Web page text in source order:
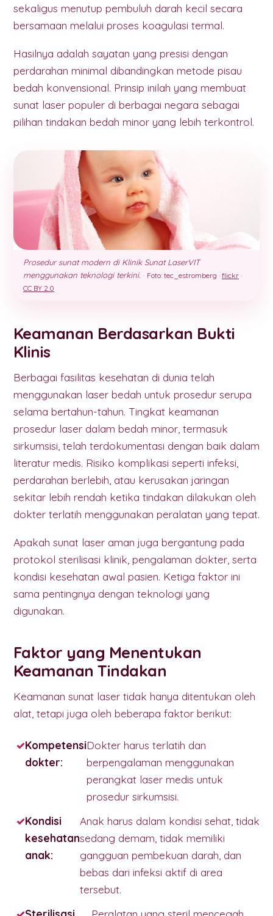
sekaligus menutup pembuluh darah kecil secara
bersamaan melalui proses koagulasi termal.
Hasilnya adalah sayatan yang presisi dengan
perdarahan minimal dibandingkan metode pisau
bedah konvensional. Prinsip inilah yang membuat
sunat laser populer di berbagai negara sebagai
pilihan tindakan bedah minor yang lebih terkontrol.
Prosedur sunat modern di Klinik Sunat LaserVIT
menggunakan teknologi terkini. · Foto: tec_estromberg · flickr ·
CC BY 2.0
Keamanan Berdasarkan Bukti
Klinis
Berbagai fasilitas kesehatan di dunia telah
menggunakan laser bedah untuk prosedur serupa
selama bertahun-tahun. Tingkat keamanan
prosedur laser dalam bedah minor, termasuk
sirkumsisi, telah terdokumentasi dengan baik dalam
literatur medis. Risiko komplikasi seperti infeksi,
perdarahan berlebih, atau kerusakan jaringan
sekitar lebih rendah ketika tindakan dilakukan oleh
dokter terlatih menggunakan peralatan yang tepat.
Apakah sunat laser aman juga bergantung pada
protokol sterilisasi klinik, pengalaman dokter, serta
kondisi kesehatan awal pasien. Ketiga faktor ini
sama pentingnya dengan teknologi yang
digunakan.
Faktor yang Menentukan
Keamanan Tindakan
Keamanan sunat laser tidak hanya ditentukan oleh
alat, tetapi juga oleh beberapa faktor berikut:
Kompetensi
dokter:
Dokter harus terlatih dan
berpengalaman menggunakan
perangkat laser medis untuk
prosedur sirkumsisi.
Kondisi
kesehatan
anak:
Anak harus dalam kondisi sehat, tidak
sedang demam, tidak memiliki
gangguan pembekuan darah, dan
bebas dari infeksi aktif di area
tersebut.